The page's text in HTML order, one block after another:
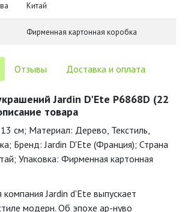
Китай
Фирменная картонная коробка
Отзывы Доставка и оплата
Jardin D'Ete P6868D (22
товара
см; Материал: Дерево, Текстиль,
Бренд: Jardin D'Ete (Франция); Страна
Упаковка: Фирменная картонная
компания Jardin d'Ete выпускает
модерн. Об эпохе ар-нуво